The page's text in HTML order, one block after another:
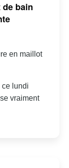
bain
en maillot
ce lundi
vraiment